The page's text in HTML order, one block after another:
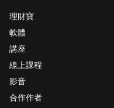
理財寶
軟體
講座
線上課程
影音
合作作者